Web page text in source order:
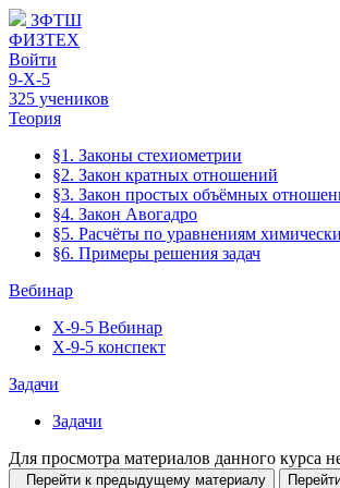
ЗФТШ
ФИЗТЕХ
Войти
9-Х-5
325 учеников
Теория
§1. Законы стехиометрии
§2. Закон кратных отношений
§3. Закон простых объёмных
§4. Закон Авогадро
§5. Расчёты по уравнениям
§6. Примеры решения задач
Вебинар
Х-9-5 Вебинар
Х-9-5 конспект
Задачи
Задачи
Для просмотра материалов данного курса
Перейти к предыдущему материалу